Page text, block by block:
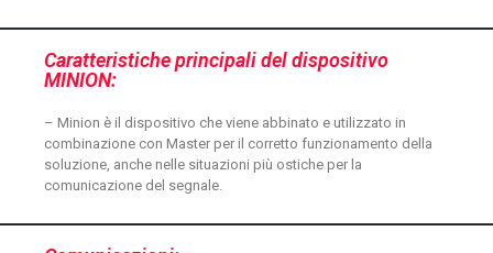
Caratteristiche principali del dispositivo
MINION:
– Minion è il dispositivo che viene abbinato e utilizzato in
combinazione con Master per il corretto funzionamento della
soluzione, anche nelle situazioni più ostiche per la
comunicazione del segnale.